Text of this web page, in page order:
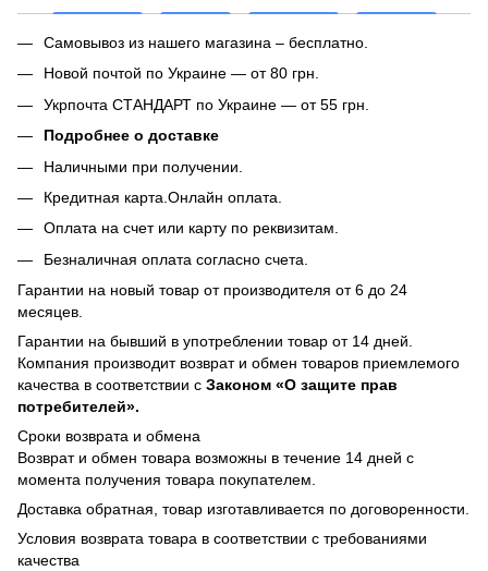
Самовывоз из нашего магазина – бесплатно.
Новой почтой по Украине — от 80 грн.
Укрпочта СТАНДАРТ по Украине — от 55 грн.
Подробнее о доставке
Наличными при получении.
Кредитная карта.Онлайн оплата.
Оплата на счет или карту по реквизитам.
Безналичная оплата согласно счета.
Гарантии на новый товар от производителя от 6 до 24
месяцев.
Гарантии на бывший в употреблении товар от 14 дней.
Компания производит возврат и обмен товаров приемлемого
качества в соответствии с Законом «О защите прав
потребителей».
Сроки возврата и обмена
Возврат и обмен товара возможны в течение 14 дней с
момента получения товара покупателем.
Доставка обратная, товар изготавливается по договоренности.
Условия возврата товара в соответствии с требованиями
качества